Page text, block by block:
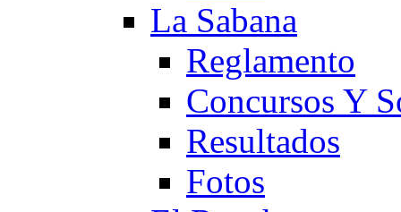
La Sabana
Reglamento
Concursos Y
Resultados
Fotos